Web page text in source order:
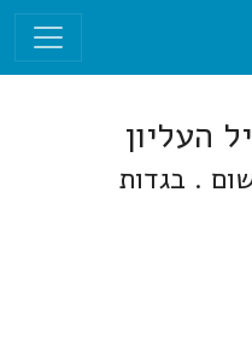
. בגדות